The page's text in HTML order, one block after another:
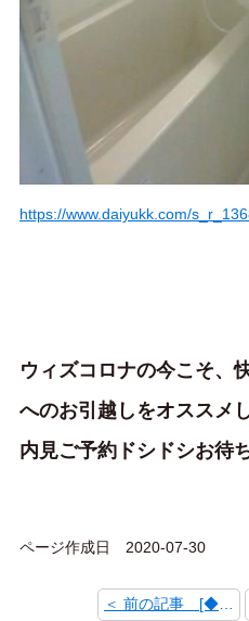
https://www.daiyukk.com/
ウィズコロナの今こそ、
へのお引越しをオススメ
内見ご予約ドシドシお待
ページ作成日 2020-07-30
＜ 前の記事 [◆ 魅力あふれる大島の街 3LDK 105,000円 ◆]